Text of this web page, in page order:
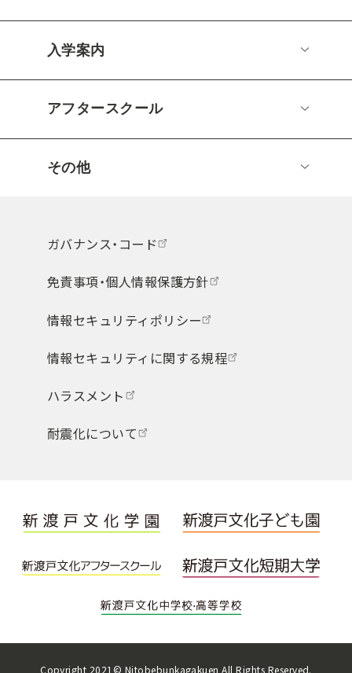
入学案内
アフタースクール
その他
ガバナンス・コード
免責事項・個人情報保護方針
情報セキュリティポリシー
情報セキュリティに関する規程
ハラスメント
耐震化について
Copyright 2021© Nitobebunkagakuen All Rights Reserved.